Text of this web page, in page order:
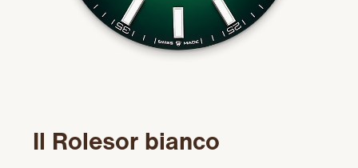
Il Rolesor bianco